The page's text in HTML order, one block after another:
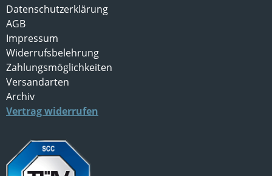
Datenschutzerklärung
AGB
Impressum
Widerrufsbelehrung
Zahlungsmöglichkeiten
Versandarten
Archiv
Vertrag widerrufen